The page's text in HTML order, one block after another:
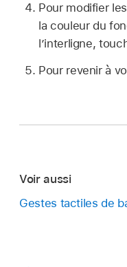
Pour modifier
la couleur du
l’interligne,
Pour revenir à
Voir aussi
Gestes tactiles de